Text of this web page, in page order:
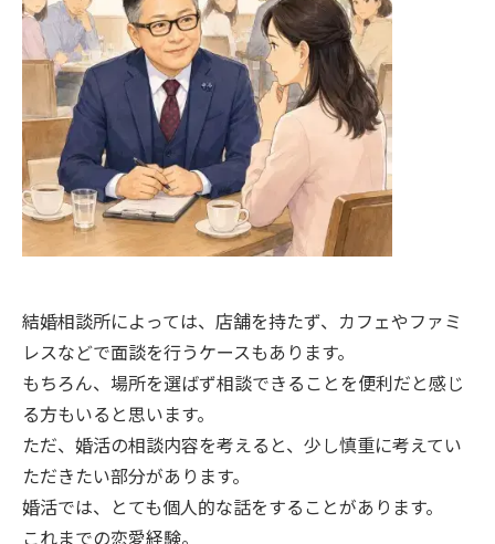
結婚相談所によっては、店舗を持たず、カフェやファミ
レスなどで面談を行うケースもあります。
もちろん、場所を選ばず相談できることを便利だと感じ
る方もいると思います。
ただ、婚活の相談内容を考えると、少し慎重に考えてい
ただきたい部分があります。
婚活では、とても個人的な話をすることがあります。
これまでの恋愛経験。